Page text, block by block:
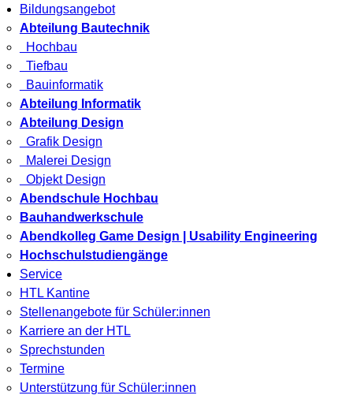
Bildungsangebot
Abteilung Bautechnik
Hochbau
Tiefbau
Bauinformatik
Abteilung Informatik
Abteilung Design
Grafik Design
Malerei Design
Objekt Design
Abendschule Hochbau
Bauhandwerkschule
Abendkolleg Game Design | Usability Engineering
Hochschulstudiengänge
Service
HTL Kantine
Stellenangebote für Schüler:innen
Karriere an der HTL
Sprechstunden
Termine
Unterstützung für Schüler:innen